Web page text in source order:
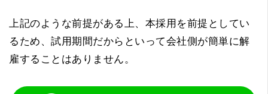
上記のような前提がある上、本採用を前提としてい
るため、試用期間だからといって会社側が簡単に解
雇することはありません。